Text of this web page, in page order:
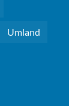
Umland